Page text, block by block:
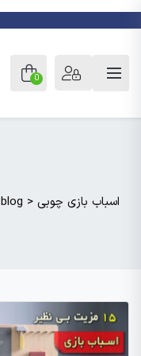
0
blog > اسباب بازی چوبی